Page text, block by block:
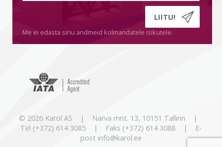
Me ei edasta sinu andmeid kolmandatele isikutele.
© 2026 Karol AS | Narva mnt. 13, 10151 Tallinn |
Tel (+372) 614 3085 | Faks (+372) 614 3088 | E-
post info@karol.ee